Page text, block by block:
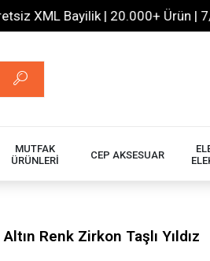
XML Bayilik | 20.000+ Ürün | 7/24
MUTFAK
ÜRÜNLERİ
CEP AKSESUAR
Renk Zirkon Taşlı Yıldız